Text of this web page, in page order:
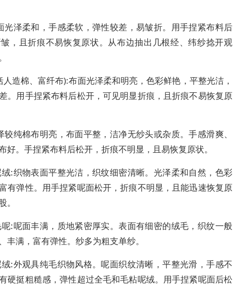
光泽柔和，手感柔软，弹性较差，易皱折。用手捏紧布料后
，且折痕不易恢复原状。从布边抽出几根经、纬纱捻开观
造棉、富纤布):布面光泽柔和明亮，色彩鲜艳，平整光洁，
。用手捏紧布料后松开，可见明显折痕，且折痕不易恢复原
纯棉布明亮，布面平整，洁净无纱头或杂质。手感滑爽、
好。手捏紧布料后松开，折痕不明显，且易恢复原状。
:织物表面平整光洁，织纹细密清晰。光泽柔和自然，色彩
有弹性。用手捏紧呢面松开，折痕不明显，且能迅速恢复原
。
:呢面丰满，质地紧密厚实。表面有细密的绒毛，织纹一般
丰满，富有弹性。纱多为粗支单纱。
:外观具纯毛织物风格。呢面织纹清晰，平整光滑，手感不
硬挺粗糙感，弹性超过全毛和毛粘呢绒。用手捏紧呢面后松